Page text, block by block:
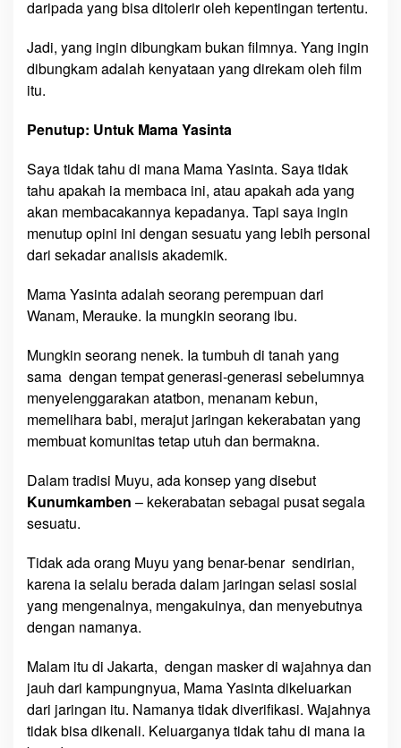
daripada yang bisa ditolerir oleh kepentingan tertentu.
Jadi, yang ingin dibungkam bukan filmnya. Yang ingin
dibungkam adalah kenyataan yang direkam oleh film
itu.
Penutup: Untuk Mama Yasinta
Saya tidak tahu di mana Mama Yasinta. Saya tidak
tahu apakah ia membaca ini, atau apakah ada yang
akan membacakannya kepadanya. Tapi saya ingin
menutup opini ini dengan sesuatu yang lebih personal
dari sekadar analisis akademik.
Mama Yasinta adalah seorang perempuan dari
Wanam, Merauke. Ia mungkin seorang ibu.
Mungkin seorang nenek. Ia tumbuh di tanah yang
sama dengan tempat generasi-generasi sebelumnya
menyelenggarakan atatbon, menanam kebun,
memelihara babi, merajut jaringan kekerabatan yang
membuat komunitas tetap utuh dan bermakna.
Dalam tradisi Muyu, ada konsep yang disebut
Kunumkamben – kekerabatan sebagai pusat segala
sesuatu.
Tidak ada orang Muyu yang benar-benar sendirian,
karena ia selalu berada dalam jaringan selasi sosial
yang mengenalnya, mengakuinya, dan menyebutnya
dengan namanya.
Malam itu di Jakarta, dengan masker di wajahnya dan
jauh dari kampungnyua, Mama Yasinta dikeluarkan
dari jaringan itu. Namanya tidak diverifikasi. Wajahnya
tidak bisa dikenali. Keluarganya tidak tahu di mana ia